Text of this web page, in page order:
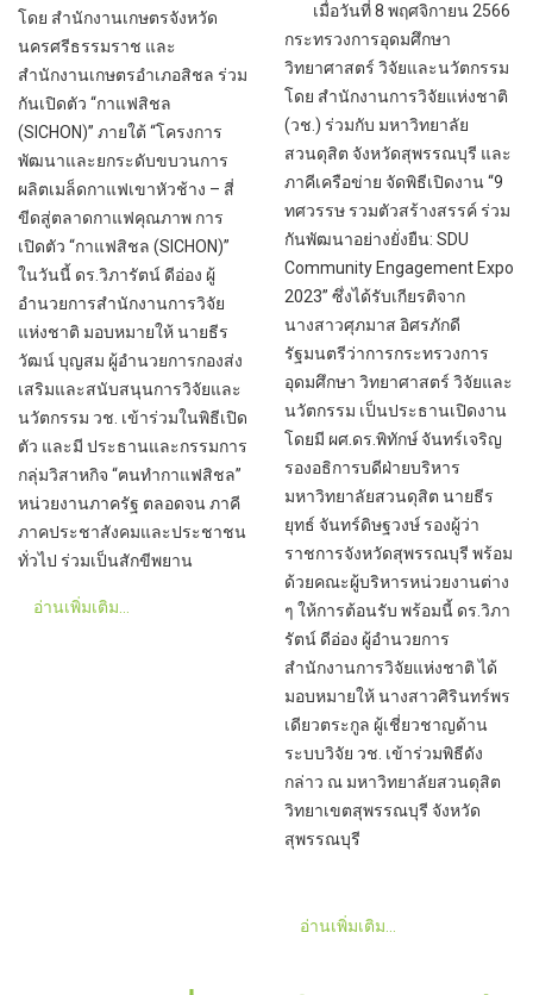
โดย สำนักงานเกษตรจังหวัด
นครศรีธรรมราช และ
สำนักงานเกษตรอำเภอสิชล ร่วม
กันเปิดตัว “กาแฟสิชล
(SICHON)” ภายใต้ “โครงการ
พัฒนาและยกระดับขบวนการ
ผลิตเมล็ดกาแฟเขาหัวช้าง – สี่
ขีดสู่ตลาดกาแฟคุณภาพ การ
เปิดตัว “กาแฟสิชล (SICHON)”
ในวันนี้ ดร.วิภารัตน์ ดีอ่อง ผู้
อำนวยการสำนักงานการวิจัย
แห่งชาติ มอบหมายให้ นายธีร
วัฒน์ บุญสม ผู้อำนวยการกองส่ง
เสริมและสนับสนุนการวิจัยและ
นวัตกรรม วช. เข้าร่วมในพิธีเปิด
ตัว และมี ประธานและกรรมการ
กลุ่มวิสาหกิจ “ฅนทำกาแฟสิชล”
หน่วยงานภาครัฐ ตลอดจน ภาคี
ภาคประชาสังคมและประชาชน
ทั่วไป ร่วมเป็นสักขีพยาน
อ่านเพิ่มเติม...
เมื่อวันที่ 8 พฤศจิกายน 2566
กระทรวงการอุดมศึกษา
วิทยาศาสตร์ วิจัยและนวัตกรรม
โดย สำนักงานการวิจัยแห่งชาติ
(วช.) ร่วมกับ มหาวิทยาลัย
สวนดุสิต จังหวัดสุพรรณบุรี และ
ภาคีเครือข่าย จัดพิธีเปิดงาน “9
ทศวรรษ รวมตัวสร้างสรรค์ ร่วม
กันพัฒนาอย่างยั่งยืน: SDU
Community Engagement Expo
2023” ซึ่งได้รับเกียรติจาก
นางสาวศุภมาส อิศรภักดี
รัฐมนตรีว่าการกระทรวงการ
อุดมศึกษา วิทยาศาสตร์ วิจัยและ
นวัตกรรม เป็นประธานเปิดงาน
โดยมี ผศ.ดร.พิทักษ์ จันทร์เจริญ
รองอธิการบดีฝ่ายบริหาร
มหาวิทยาลัยสวนดุสิต นายธีร
ยุทธ์ จันทร์ดิษฐวงษ์ รองผู้ว่า
ราชการจังหวัดสุพรรณบุรี พร้อม
ด้วยคณะผู้บริหารหน่วยงานต่าง
ๆ ให้การต้อนรับ พร้อมนี้ ดร.วิภา
รัตน์ ดีอ่อง ผู้อำนวยการ
สำนักงานการวิจัยแห่งชาติ ได้
มอบหมายให้ นางสาวศิรินทร์พร
เดียวตระกูล ผู้เชี่ยวชาญด้าน
ระบบวิจัย วช. เข้าร่วมพิธีดัง
กล่าว ณ มหาวิทยาลัยสวนดุสิต
วิทยาเขตสุพรรณบุรี จังหวัด
สุพรรณบุรี
อ่านเพิ่มเติม...